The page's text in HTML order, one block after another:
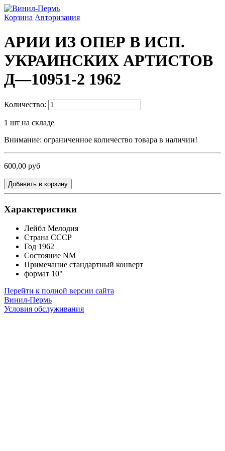
Корзина Авторизация
АРИИ ИЗ ОПЕР В ИСП.
УКРАИНСКИХ АРТИСТОВ
Д—10951-2 1962
Количество:
1 шт на складе
Внимание: ограниченное количество товара в наличии!
600,00 руб
Добавить в корзину
Характеристики
Лейбл Мелодия
Страна СССР
Год 1962
Состояние NM
Примечание стандартный конверт
формат 10"
Перейти к полной версии сайта
Винил-Пермь
Условия обслуживания